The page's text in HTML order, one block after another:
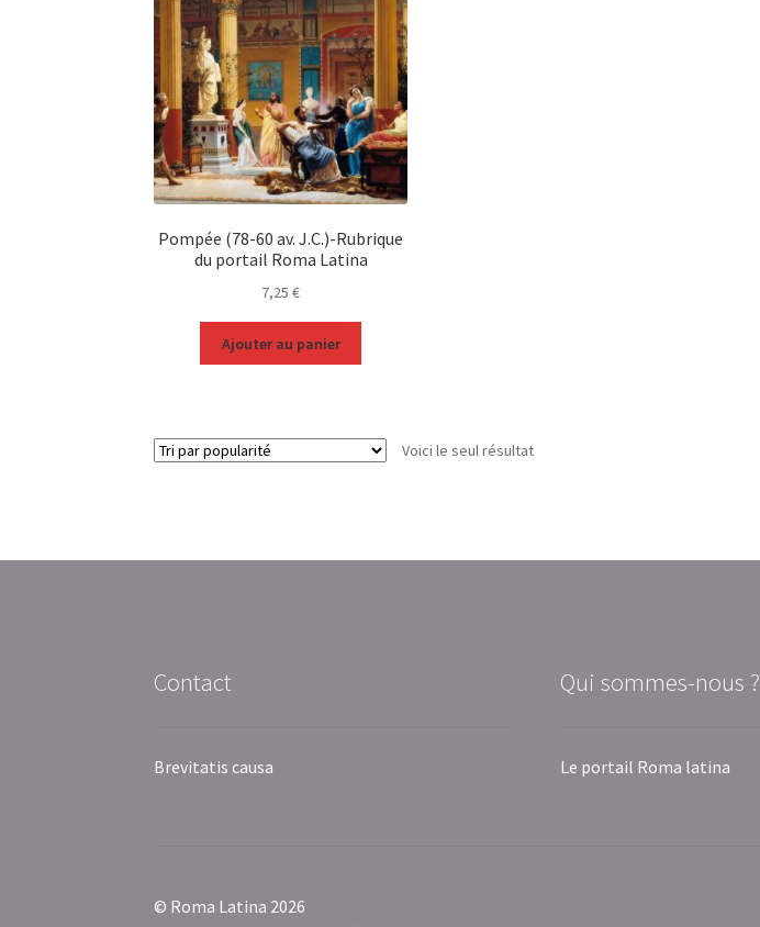
Pompée (78-60 av. J.C.)-Rubrique
du portail Roma Latina
7,25€
Ajouter au panier
Voici le seul résultat
Contact
Brevitatis causa
Qui sommes-nous ?
Le portail Roma latina
© Roma Latina 2026